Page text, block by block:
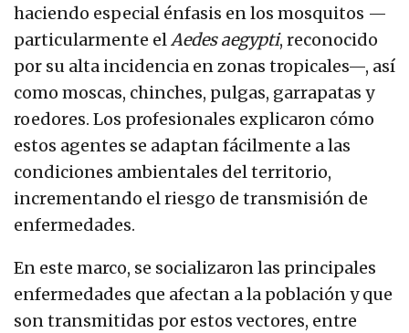
haciendo especial énfasis en los mosquitos —
particularmente elAedes aegypti, reconocido
por su alta incidencia en zonas tropicales—, así
como moscas, chinches, pulgas, garrapatas y
roedores. Los profesionales explicaron cómo
estos agentes se adaptan fácilmente a las
condiciones ambientales del territorio,
incrementando el riesgo de transmisión de
enfermedades.
En este marco, se socializaron las principales
enfermedades que afectan a la población y que
son transmitidas por estos vectores, entre